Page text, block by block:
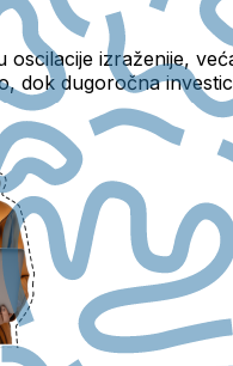
oscilacije izraženije,
dok dugoročna